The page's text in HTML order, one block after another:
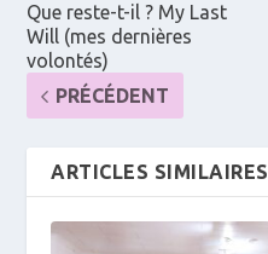
Que reste-t-il ? My Last
Will (mes dernières
volontés)
PRÉCÉDENT
ARTICLES SIMILAIRES